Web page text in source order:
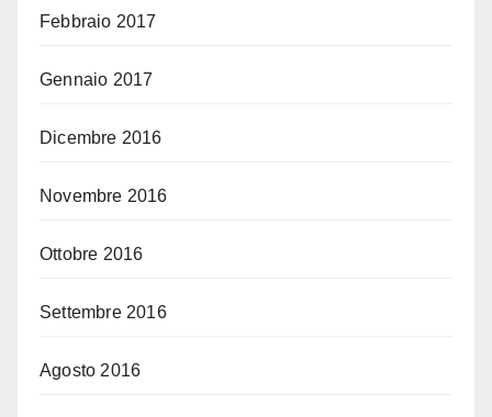
Febbraio 2017
Gennaio 2017
Dicembre 2016
Novembre 2016
Ottobre 2016
Settembre 2016
Agosto 2016